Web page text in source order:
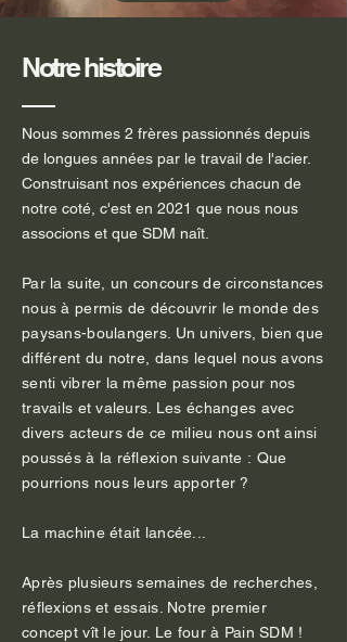
Notre histoire
Nous sommes 2 frères passionnés depuis
de longues années par le travail de l'acier.
Construisant nos expériences chacun de
notre coté, c'est en 2021 que nous nous
associons et que SDM naît.
Par la suite, un concours decirconstances
nous à permis de découvrir le monde des
paysans-boulangers. Un univers, bien que
différent du notre, dans lequel nous avons
senti vibrer la même passion pour nos
travails et valeurs. Les échanges avec
divers acteurs de ce milieu nous ont ainsi
poussés à la réflexion suivante : Que
pourrions nous leurs apporter ?
La machine était lancée...
Après plusieurs semaines de recherches,
réflexions et essais. Notre premier
concept vît le jour. Le four à Pain SDM !